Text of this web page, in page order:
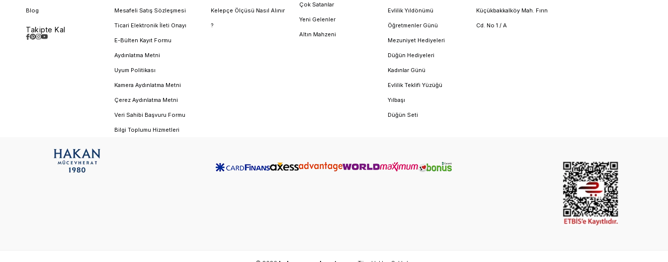
Blog
Takipte Kal
Mesafeli Satış Sözleşmesi
Ticari Elektronik İleti Onayı
E-Bülten Kayıt Formu
Aydınlatma Metni
Uyum Politikası
Kamera Aydınlatma Metni
Çerez Aydınlatma Metni
Veri Sahibi Başvuru Formu
Bilgi Toplumu Hizmetleri
Kelepçe Ölçüsü Nasıl Alınır
?
Çok Satanlar
Yeni Gelenler
Altın Mahzeni
Evlilik Yıldönümü
Öğretmenler Günü
Mezuniyet Hediyeleri
Düğün Hediyeleri
Kadınlar Günü
Evlilik Teklifi Yüzüğü
Yılbaşı
Düğün Seti
Küçükbakkalköy Mah. Fırın
Cd. No 1 / A